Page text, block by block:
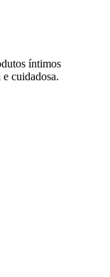
íntimos
cuidadosa.